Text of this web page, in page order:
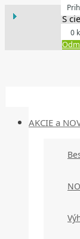
S
0
AKCIE a